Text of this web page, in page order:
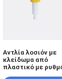
Αντλία λοσιόν με
κλείδωμα από
πλαστικό με